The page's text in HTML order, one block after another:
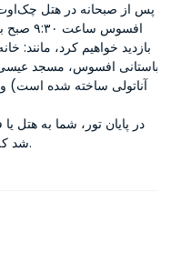
شد که حدود ساعت ۰۷:۰۰ بعد از ظهر خواهد بود.